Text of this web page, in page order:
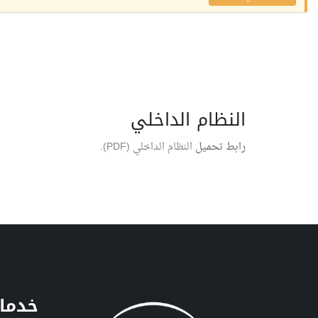
النظام الداخلي
رابط تحميل النظام الداخلي (PDF) .